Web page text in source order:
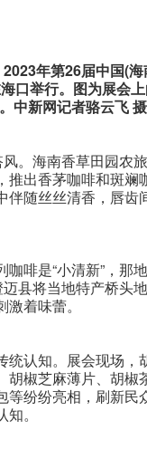
年第26届中国(
口举行。图为展会
中新网记者骆云飞 摄
风。海南香草田园农
推出香茅咖啡和斑斓
伴随丝丝清香，唇齿
咖啡是“小清新”，那
迈县将当地特产桥头
着味蕾。
统认知。展会现场，
胡椒芝麻薄片、胡椒
等纷纷亮相，刷新民
。